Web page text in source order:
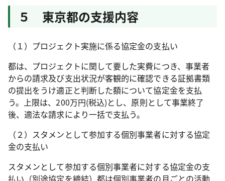
５ 東京都の支援内容
（１）プロジェクト実施に係る協定金の支払い
都は、プロジェクトに関して要した実費につき、事業者
からの請求及び支出状況が客観的に確認できる証拠書類
の提出をうけ適正と判断した額について協定金を支払
う。上限は、200万円(税込)とし、原則として事業終了
後、適法な請求により一括で支払う。
（２）スタメンとして参加する個別事業者に対する協定
金の支払い
スタメンとして参加する個別事業者に対する協定金の支